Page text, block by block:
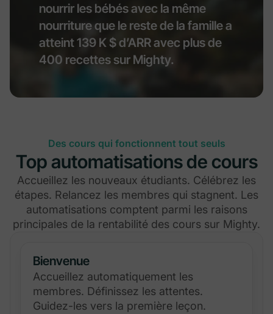
nourrir les bébés avec la même
nourriture que le reste de la famille a
atteint 139 K $ d’ARR avec plus de
400 recettes sur Mighty.
Des cours qui fonctionnent tout seuls
Top automatisations de cours
Accueillez les nouveaux étudiants. Célébrez les
étapes. Relancez les membres qui stagnent. Les
automatisations comptent parmi les raisons
principales de la rentabilité des cours sur Mighty.
Bienvenue
Accueillez automatiquement les
membres. Définissez les attentes.
Guidez-les vers la première leçon.